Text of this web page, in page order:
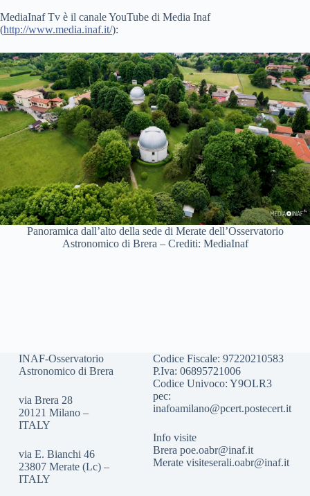
MediaInaf Tv è il canale YouTube di Media Inaf
(http://www.media.inaf.it/):
Panoramica dall’alto della sede di Merate dell’Osservatorio
Astronomico di Brera – Crediti: MediaInaf
INAF-Osservatorio
Astronomico di Brera
via Brera 28
20121 Milano –
ITALY
via E. Bianchi 46
23807 Merate (Lc) –
ITALY
Codice Fiscale: 97220210583
P.Iva: 06895721006
Codice Univoco: Y9OLR3
pec:
inafoamilano@pcert.postecert.it
Info visite
Brerapoe.oabr@inaf.it
Meratevisiteserali.oabr@inaf.it